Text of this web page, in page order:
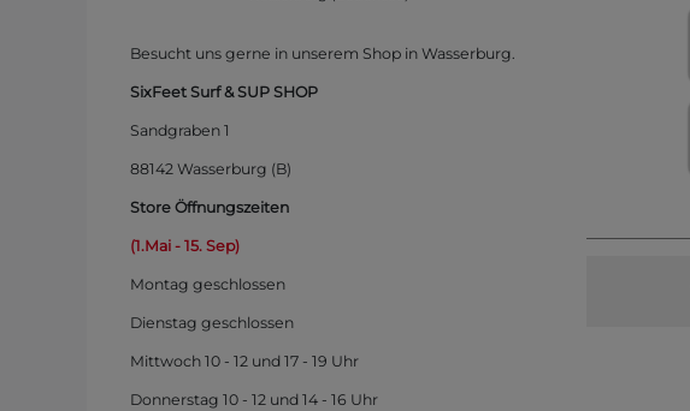
Besucht uns gerne in unserem Shop in Wasserburg.
SixFeet Surf & SUP SHOP
Sandgraben 1
88142 Wasserburg (B)
Store Öffnungszeiten
(1.Mai - 15. Sep)
Montag geschlossen
Dienstag geschlossen
Mittwoch 10 - 12 und 17 - 19 Uhr
Donnerstag 10 - 12 und 14 - 16 Uhr